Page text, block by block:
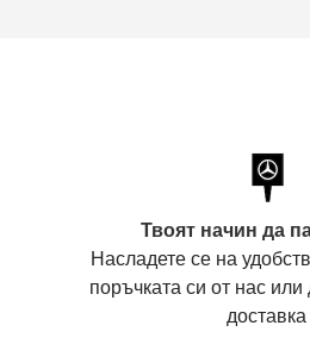
Твоят начин да
Насладете се на
поръчката си от нас или
доставка